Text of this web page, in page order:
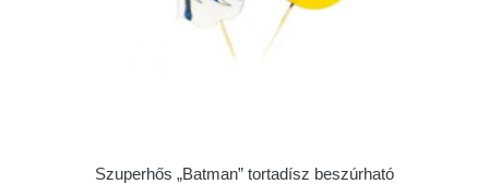
Szuperhős „Batman” tortadísz beszúrható